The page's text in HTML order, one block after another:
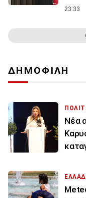
23:33
ΔΗΜΟΦΙΛΗ
Νέα